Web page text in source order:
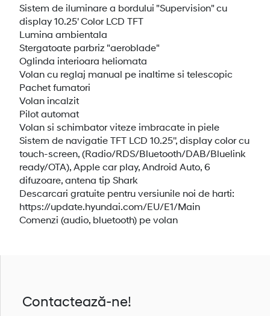
Sistem de iluminare a bordului "Supervision" cu
display 10.25' Color LCD TFT
Lumina ambientala
Stergatoate parbriz "aeroblade"
Oglinda interioara heliomata
Volan cu reglaj manual pe inaltime si telescopic
Pachet fumatori
Volan incalzit
Pilot automat
Volan si schimbator viteze imbracate in piele
Sistem de navigatie TFT LCD 10.25'', display color cu
touch-screen, (Radio/RDS/Bluetooth/DAB/Bluelink
ready/OTA), Apple car play, Android Auto, 6
difuzoare, antena tip Shark
Descarcari gratuite pentru versiunile noi de harti:
https://update.hyundai.com/EU/E1/Main
Comenzi (audio, bluetooth) pe volan
Contactează-ne!